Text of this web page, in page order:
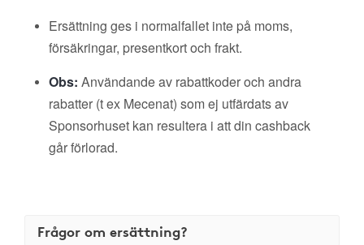
Ersättning ges i normalfallet inte på moms,
försäkringar, presentkort och frakt.
Obs: Användande av rabattkoder och andra
rabatter (t ex Mecenat) som ej utfärdats av
Sponsorhuset kan resultera i att din cashback
går förlorad.
Frågor om ersättning?